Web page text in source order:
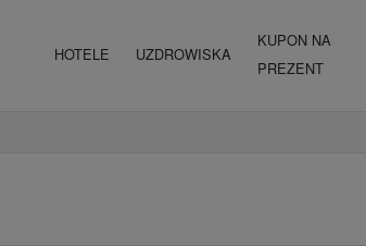
HOTELE UZDROWISKA
KUPON NA
PREZENT